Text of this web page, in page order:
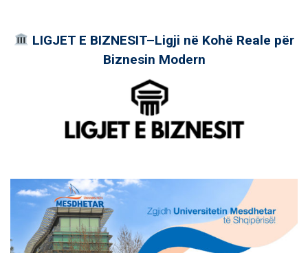
LIGJET E BIZNESIT–Ligji në Kohë Reale për
Biznesin Modern